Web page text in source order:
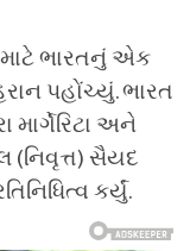
માટે ભારતનું એક
પહોંચ્યું. ભારત
માર્ગેરિટા અને
(નિવૃત્ત) સૈયદ
કર્યું.